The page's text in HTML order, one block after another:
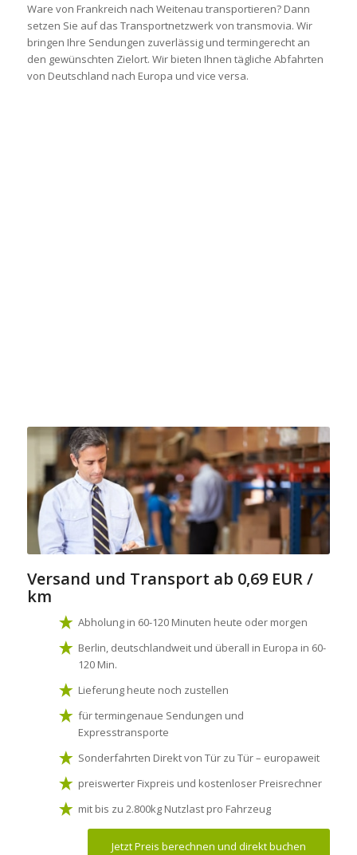
Ware von Frankreich nach Weitenau transportieren? Dann
setzen Sie auf das Transportnetzwerk von transmovia. Wir
bringen Ihre Sendungen zuverlässig und termingerecht an
den gewünschten Zielort. Wir bieten Ihnen tägliche Abfahrten
von Deutschland nach Europa und vice versa.
Versand und Transport ab 0,69 EUR /
km
Abholung in 60-120 Minuten heute oder morgen
Berlin, deutschlandweit und überall in Europa in 60-
120 Min.
Lieferung heute noch zustellen
für termingenaue Sendungen und
Expresstransporte
Sonderfahrten Direkt von Tür zu Tür – europaweit
preiswerter Fixpreis und kostenloser Preisrechner
mit bis zu 2.800kg Nutzlast pro Fahrzeug
Jetzt Preis berechnen und direkt buchen